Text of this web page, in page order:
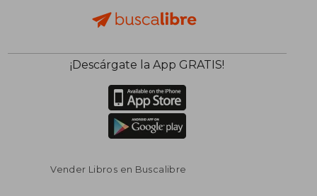
¡Descárgate la App GRATIS!
Vender Libros en Buscalibre